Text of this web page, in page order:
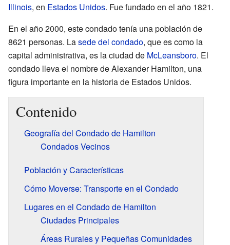
Illinois, en Estados Unidos. Fue fundado en el año 1821.
En el año 2000, este condado tenía una población de
8621 personas. Lasede del condado, que es como la
capital administrativa, es la ciudad de McLeansboro. El
condado lleva el nombre de Alexander Hamilton, una
figura importante en la historia de Estados Unidos.
Contenido
Geografía del Condado de Hamilton
Condados Vecinos
Población y Características
Cómo Moverse: Transporte en el Condado
Lugares en el Condado de Hamilton
Ciudades Principales
Áreas Rurales y Pequeñas Comunidades